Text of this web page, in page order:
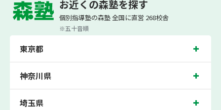
ちろん、普段習っていない科目（理科・社会など）も
可能です。 普段忙しくてなかなか手が回らない科目
も、テスト前に集中して対策できると好評です。
森塾は、（株）スプリックスが運営する「先生１人に生徒２人まで」で「保護者の
方にも安心の授業料」の塾・個別指導塾です。
小学生は3科目（算数・英語・国語）[個別]とDOJO[集団]、中学生は5科目（数
学・英語・国語・理科・社会）、高校生は7科目（数学・英語・国語[古典・現代
間・期末テストで、必ず1回以上『60点未満でご入塾の場合、受講科目が1科目で
+20点以上。60点以上でご入塾の場合、その科目が80点以上』になることを保証し
ます。もし以上の基準を超えて学校成績が上がらなければ、3学期目の対象科目授
お近くの森塾を探す
個別指導塾の森塾 全国に直営 268校舎
※五十音順
東京都
神奈川県
埼玉県